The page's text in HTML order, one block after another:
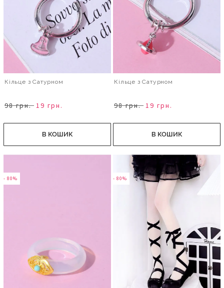
Кільце з Сатурном
98 грн. 19 грн.
В КОШИК
Кільце з Сатурном
98 грн. 19 грн.
В КОШИК
- 80% - 80%